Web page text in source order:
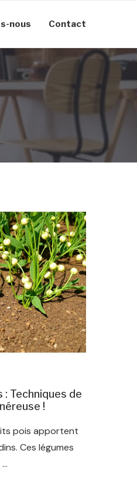
nous Contact
Techniques de
!
pois apportent
Ces légumes